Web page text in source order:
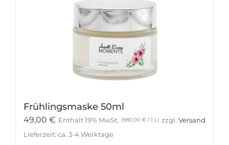
Frühlingsmaske 50ml
49,00 € Enthält 19% MwSt. (980,00 € / 1 L) zzgl. Versand
Lieferzeit: ca. 3-4 Werktage